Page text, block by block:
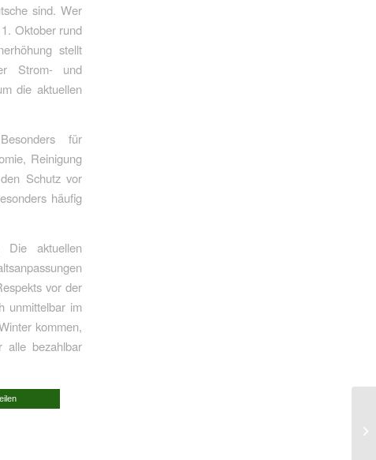
sind. Wer
Oktober rund
stellt
Strom- und
die aktuellen
für
Reinigung
Schutz vor
häufig
Die aktuellen
vor der
unmittelbar im
kommen,
alle bezahlbar